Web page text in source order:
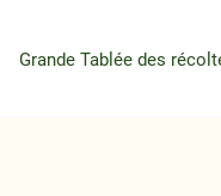
Grande Tablée des